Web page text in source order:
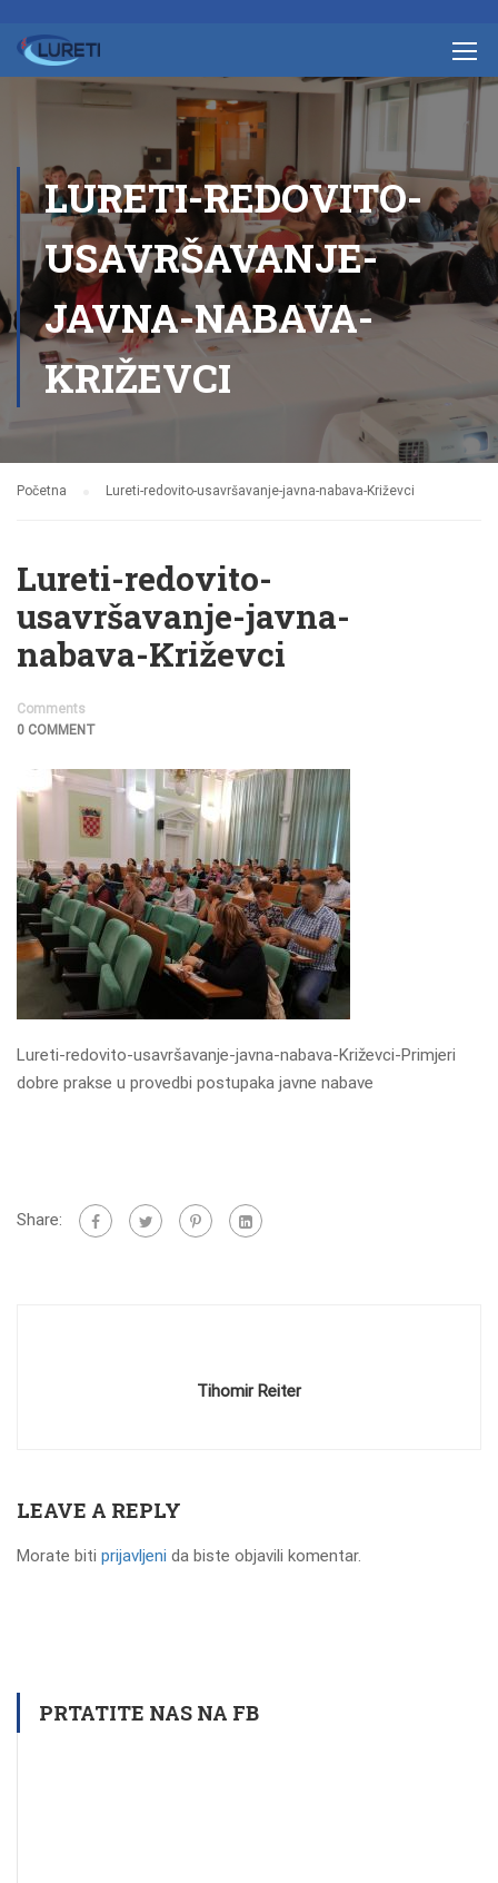
LURETI-REDOVITO-
USAVRŠAVANJE-
JAVNA-NABAVA-
KRIŽEVCI
Početna Lureti-redovito-usavršavanje-javna-nabava-Križevci
Lureti-redovito-
usavršavanje-javna-
nabava-Križevci
Comments
0 COMMENT
Lureti-redovito-usavršavanje-javna-nabava-Križevci-Primjeri
dobre prakse u provedbi postupaka javne nabave
Share:
Tihomir Reiter
LEAVE A REPLY
Morate biti prijavljeni da biste objavili komentar.
PRTATITE NAS NA FB